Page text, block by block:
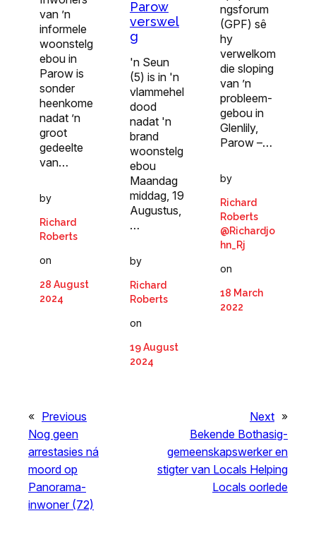
van ’n
informele
woonstelg
ebou in
Parow is
sonder
heenkome
nadat ’n
groot
gedeelte
van…
by
Richard
Roberts
on
28 August
2024
Parow
verswel
g
'n Seun
(5) is in 'n
vlammehel
dood
nadat 'n
brand
woonstelg
ebou
Maandag
middag, 19
Augustus,
…
by
Richard
Roberts
on
19 August
2024
ngsforum
(GPF) sê
hy
verwelkom
die sloping
van ’n
probleem-
gebou in
Glenlily,
Parow –…
by
Richard
Roberts
@Richardjo
hn_Rj
on
18 March
2022
« Previous
Nog geen
arrestasies ná
moord op
Panorama-
inwoner (72)
Next »
Bekende Bothasig-
gemeenskapswerker en
stigter van Locals Helping
Locals oorlede